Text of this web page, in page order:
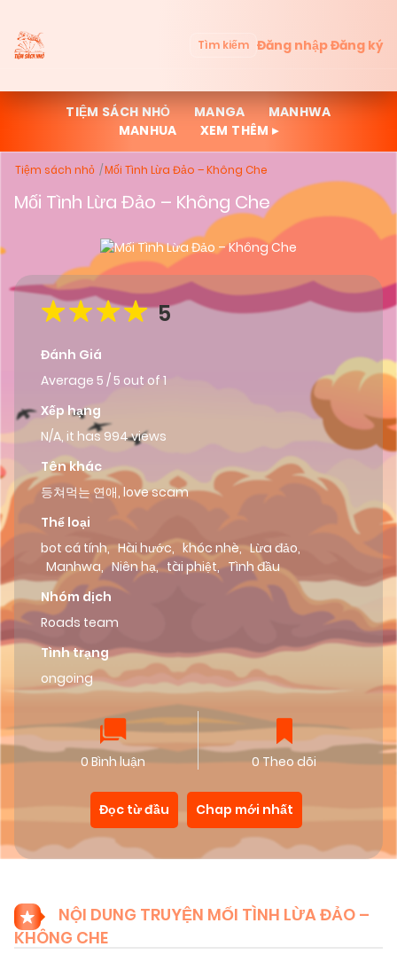
Tìm kiếm Đăng nhậpĐăng ký
TIỆM SÁCH NHỎ MANGA
MANHWA
MANHUA
XEM THÊM ▸
Tiệm sách nhỏ Mối Tình Lừa Đảo – Không Che
Mối Tình Lừa Đảo – Không Che
5
Đánh Giá
Average 5 / 5 out of 1
Xếp hạng
N/A, it has 994 views
Tên khác
등쳐먹는 연애, love scam
Thể loại
bot cá tính, Hài hước, khóc nhè, Lừa đảo,
Manhwa, Niên hạ, tài phiệt, Tình đầu
Nhóm dịch
Roads team
Tình trạng
ongoing
0 Bình luận 0 Theo dõi
Đọc từ đầu Chap mới nhất
NỘI DUNG TRUYỆN MỐI TÌNH LỪA ĐẢO –
KHÔNG CHE